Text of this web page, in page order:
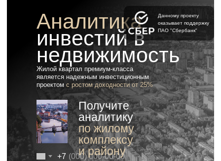
Аналитика
инвестий в
недвижимость
Жилой квартал премиум-класса
является надежным инвестиционным
проектом с ростом доходности от 25%
+7
Получите
аналитику
по жилому
комплексу
и району
Данному проекту
оказывает поддержку
ПАО "Сбербанк"